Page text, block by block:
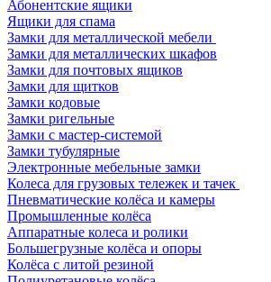
Абонентские ящики
Ящики для спама
Замки для металлической мебели
Замки для металлических шкафов
Замки для почтовых ящиков
Замки для щитков
Замки кодовые
Замки ригельные
Замки с мастер-системой
Замки тубулярные
Электронные мебельные замки
Колеса для грузовых тележек и тачек
Пневматические колёса и камеры
Промышленные колёса
Аппаратные колеса и ролики
Большегрузные колёса и опоры
Колёса с литой резиной